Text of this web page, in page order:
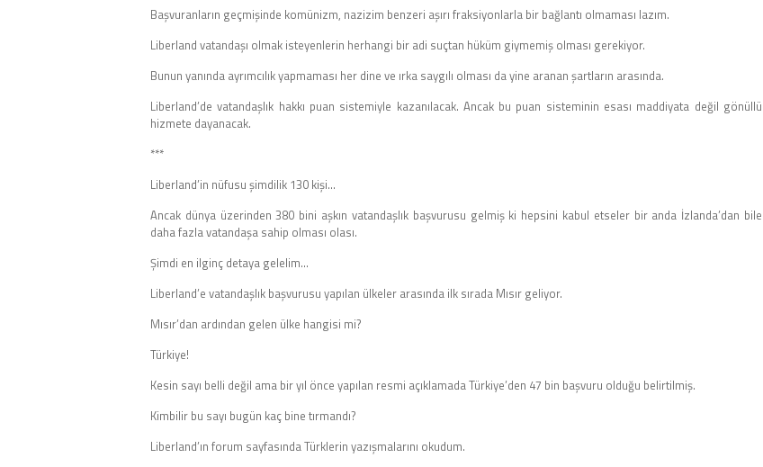
Başvuranların geçmişinde komünizm, nazizim benzeri aşırı fraksiyonlarla bir bağlantı olmaması lazım.
Liberland vatandaşı olmak isteyenlerin herhangi bir adi suçtan hüküm giymemiş olması gerekiyor.
Bunun yanında ayrımcılık yapmaması her dine ve ırka saygılı olması da yine aranan şartların arasında.
Liberland’de vatandaşlık hakkı puan sistemiyle kazanılacak. Ancak bu puan sisteminin esası maddiyata değil gönüllü
hizmete dayanacak.
***
Liberland’in nüfusu şimdilik 130 kişi…
Ancak dünya üzerinden 380 bini aşkın vatandaşlık başvurusu gelmiş ki hepsini kabul etseler bir anda İzlanda’dan bile
daha fazla vatandaşa sahip olması olası.
Şimdi en ilginç detaya gelelim…
Liberland’e vatandaşlık başvurusu yapılan ülkeler arasında ilk sırada Mısır geliyor.
Mısır’dan ardından gelen ülke hangisi mi?
Türkiye!
Kesin sayı belli değil ama bir yıl önce yapılan resmi açıklamada Türkiye’den 47 bin başvuru olduğu belirtilmiş.
Kimbilir bu sayı bugün kaç bine tırmandı?
Liberland’ın forum sayfasında Türklerin yazışmalarını okudum.